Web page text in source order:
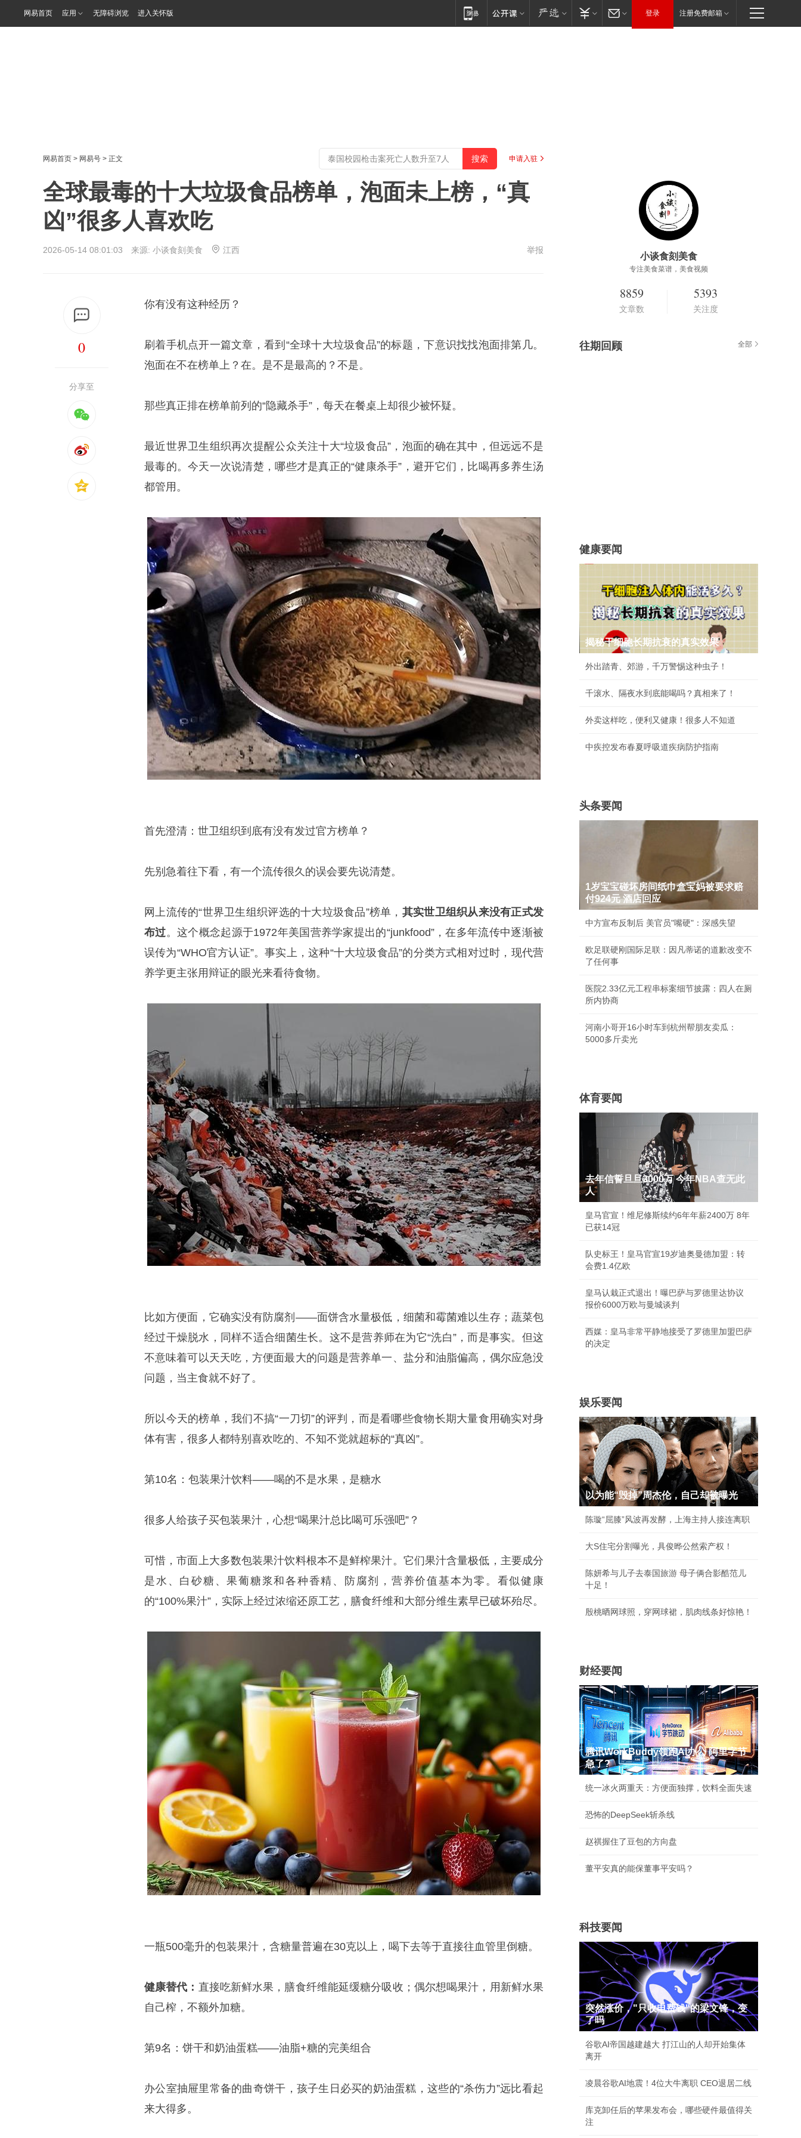
网易首页 应用 无障碍浏览 进入关怀版 登录 注册免费邮箱
网易首页 > 网易号 > 正文 申请入驻
全球最毒的十大垃圾食品榜单，泡面未上榜，“真
凶”很多人喜欢吃
2026-05-14 08:01:03 来源: 小谈食刻美食 江西 举报
0
分享至
你有没有这种经历？
刷着手机点开一篇文章，看到“全球十大垃圾食品”的标题，下意识找找泡面排第几。
泡面在不在榜单上？在。是不是最高的？不是。
那些真正排在榜单前列的“隐藏杀手”，每天在餐桌上却很少被怀疑。
最近世界卫生组织再次提醒公众关注十大“垃圾食品”，泡面的确在其中，但远远不是
最毒的。今天一次说清楚，哪些才是真正的“健康杀手”，避开它们，比喝再多养生汤
都管用。
首先澄清：世卫组织到底有没有发过官方榜单？
先别急着往下看，有一个流传很久的误会要先说清楚。
网上流传的“世界卫生组织评选的十大垃圾食品”榜单， 其实世卫组织从来没有正式发
布过。这个概念起源于1972年美国营养学家提出的“junkfood”，在多年流传中逐渐被
误传为“WHO官方认证”。事实上，这种“十大垃圾食品”的分类方式相对过时，现代营
养学更主张用辩证的眼光来看待食物。
比如方便面 ，它确实没有防腐剂——面饼含水量极低，细菌和霉菌难以生存；蔬菜包
经过干燥脱水，同样不适合细菌生长。这不是营养师在为它“洗白”，而是事实。但这
不意味着可以天天吃，方便面最大的问题是营养单一、盐分和油脂偏高，偶尔应急没
问题，当主食就不好了。
所以今天的榜单，我们不搞“一刀切”的评判，而是看哪些食物长期大量食用确实对身
体有害，很多人都特别喜欢吃的、不知不觉就超标的“真凶”。
第10名：包装果汁饮料——喝的不是水果，是糖水
很多人给孩子买包装果汁，心想“喝果汁总比喝可乐强吧”？
可惜，市面上大多数包装果汁饮料根本不是鲜榨果汁。它们果汁含量极低，主要成分
是水、白砂糖、果葡糖浆和各种香精、防腐剂，营养价值基本为零。看似健康
的“100%果汁”，实际上经过浓缩还原工艺，膳食纤维和大部分维生素早已破坏殆尽。
一瓶500毫升的包装果汁，含糖量普遍在30克以上，喝下去等于直接往血管里倒糖。
健康替代： 直接吃新鲜水果，膳食纤维能延缓糖分吸收；偶尔想喝果汁，用新鲜水果
自己榨，不额外加糖。
第9名：饼干和奶油蛋糕——油脂+糖的完美组合
办公室抽屉里常备的曲奇饼干，孩子生日必买的奶油蛋糕，这些的“杀伤力”远比看起
来大得多。
小谈食刻美食
专注美食菜谱，美食视频
8859
文章数
5393
关注度
往期回顾 全部
健康要闻
揭秘干细胞长期抗衰的真实效果
外出踏青、郊游，千万警惕这种虫子！
千滚水、隔夜水到底能喝吗？真相来了！
外卖这样吃，便利又健康！很多人不知道
中疾控发布春夏呼吸道疾病防护指南
头条要闻
1岁宝宝碰坏房间纸巾盒宝妈被要求赔
付924元 酒店回应
中方宣布反制后 美官员"嘴硬"：深感失望
欧足联硬刚国际足联：因凡蒂诺的道歉改变不
了任何事
医院2.33亿元工程串标案细节披露：四人在厕
所内协商
河南小哥开16小时车到杭州帮朋友卖瓜：
5000多斤卖光
体育要闻
去年信誓旦旦3000万 今年NBA查无此
人
皇马官宣！维尼修斯续约6年年薪2400万 8年
已获14冠
队史标王！皇马官宣19岁迪奥曼德加盟：转
会费1.4亿欧
皇马认栽正式退出！曝巴萨与罗德里达协议
报价6000万欧与曼城谈判
西媒：皇马非常平静地接受了罗德里加盟巴萨
的决定
娱乐要闻
以为能“毁掉”周杰伦，自己却被曝光
陈璇“屈膝”风波再发酵，上海主持人接连离职
大S住宅分割曝光，具俊晔公然索产权！
陈妍希与儿子去泰国旅游 母子俩合影酷范儿
十足！
殷桃晒网球照，穿网球裙，肌肉线条好惊艳！
财经要闻
腾讯WorkBuddy领跑AI办公 阿里字节
急了?
统一冰火两重天：方便面独撑，饮料全面失速
恐怖的DeepSeek斩杀线
赵祺握住了豆包的方向盘
董平安真的能保董事平安吗？
科技要闻
突然涨价，"只收电费钱"的梁文锋，变
了吗
谷歌AI帝国越建越大 打江山的人却开始集体
离开
凌晨谷歌AI地震！4位大牛离职 CEO退居二线
库克卸任后的苹果发布会，哪些硬件最值得关
注